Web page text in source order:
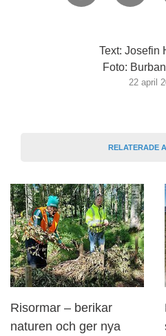
Text: Josefin
Foto:
22 april
RELATERADE
Risormar – berikar
naturen och ger nya